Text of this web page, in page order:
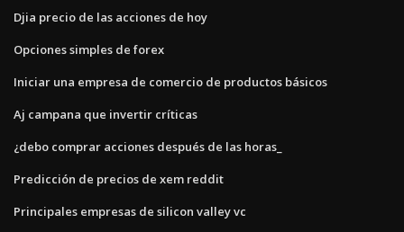
Djia precio de las acciones de hoy
Opciones simples de forex
Iniciar una empresa de comercio de productos básicos
Aj campana que invertir críticas
¿debo comprar acciones después de las horas_
Predicción de precios de xem reddit
Principales empresas de silicon valley vc